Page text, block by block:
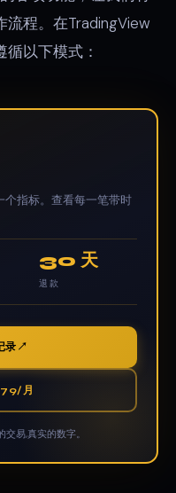
流程。在TradingView
以下模式：
指标。查看每一笔带时
30 天
退款
录
月
易,真实的数字。